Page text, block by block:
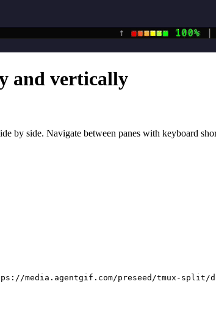
and vertically
by side. Navigate between panes with keyboard
media.agentgif.com/preseed/tmux-split/